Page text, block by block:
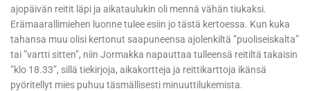
ajopäivän reitit läpi ja aikataulukin oli mennä vähän tiukaksi.
Erämaarallimiehen luonne tulee esiin jo tästä kertoessa. Kun kuka
tahansa muu olisi kertonut saapuneensa ajolenkiltä ”puoliseiskalta”
tai ”vartti sitten”, niin Jormakka napauttaa tulleensä reitiltä takaisin
”klo 18.33”, sillä tiekirjoja, aikakortteja ja reittikarttoja ikänsä
pyöritellyt mies puhuu täsmällisesti minuuttilukemista.